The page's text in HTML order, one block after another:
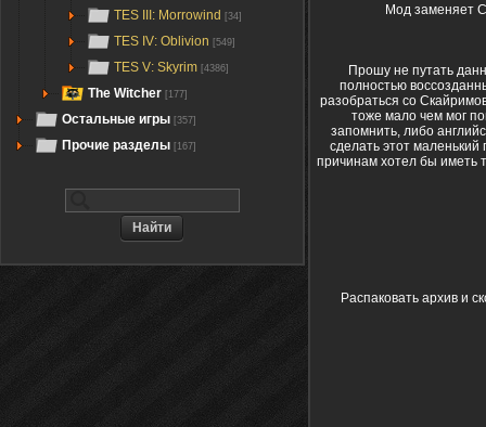
TES III: Morrowind [34]
TES IV: Oblivion [549]
TES V: Skyrim [4386]
The Witcher [177]
Остальные игры [357]
Прочие разделы [167]
Мод заменяет
Прошу не путать
полностью
разобраться со
тоже мало чем мог
запомнить, либо
сделать этот
причинам хотел бы иметь
Распаковать архив и